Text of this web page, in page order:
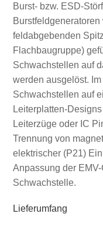
Burst- bzw. ESD-
feldabgebenden
Flachbaugruppe)
Schwachstellen auf
werden ausgelöst.
Schwachstellen auf
Leiterplatten-
Leiterzüge oder IC
Trennung von
elektrischer (P21)
Anpassung der
Schwachstelle.
Lieferumfang